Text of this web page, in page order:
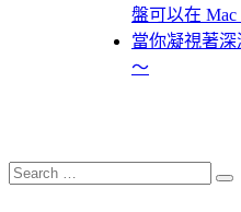
盤可以在
當你凝視著
～
Search
for: